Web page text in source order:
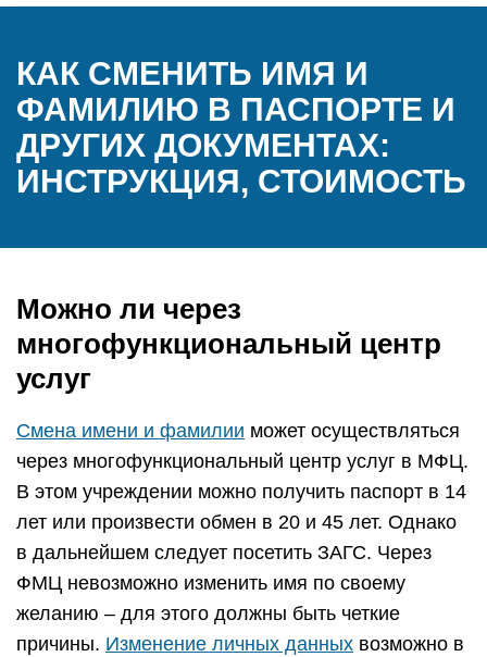
КАК СМЕНИТЬ ИМЯ И
ФАМИЛИЮ В ПАСПОРТЕ И
ДРУГИХ ДОКУМЕНТАХ:
ИНСТРУКЦИЯ, СТОИМОСТЬ
Можно ли через
многофункциональный центр
услуг
Смена имени и фамилии может осуществляться
через многофункциональный центр услуг в МФЦ.
В этом учреждении можно получить паспорт в 14
лет или произвести обмен в 20 и 45 лет. Однако
в дальнейшем следует посетить ЗАГС. Через
ФМЦ невозможно изменить имя по своему
желанию – для этого должны быть четкие
причины. Изменение личных данных возможно в